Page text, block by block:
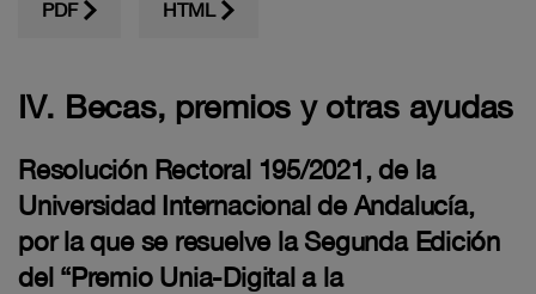
PDF HTML
IV. Becas, premios y otras ayudas
Resolución Rectoral 195/2021, de la
Universidad Internacional de Andalucía,
por la que se resuelve la Segunda Edición
del “Premio Unia-Digital a la